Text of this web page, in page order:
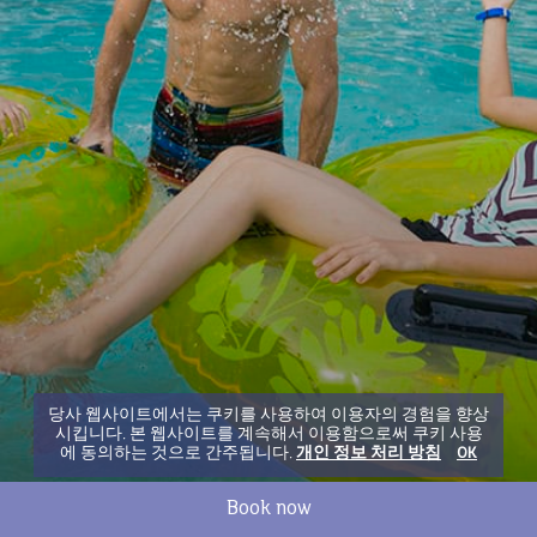
당사 웹사이트에서는 쿠키를 사용하여 이용자의 경험을 향상
시킵니다. 본 웹사이트를 계속해서 이용함으로써 쿠키 사용
에 동의하는 것으로 간주됩니다. 개인 정보 처리 방침 OK
Book now